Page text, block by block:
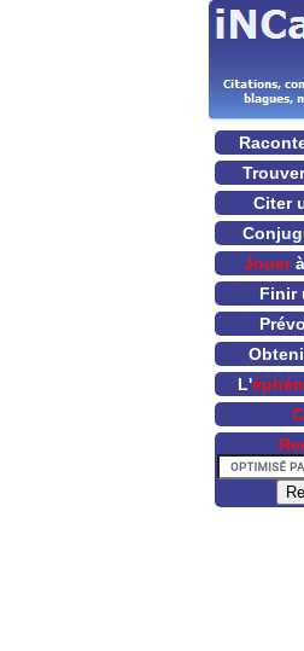
Citer
Jouerà
Finir
L'